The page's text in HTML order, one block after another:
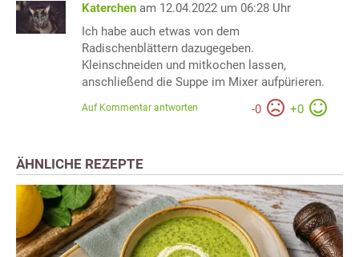
Katerchen am 12.04.2022 um 06:28 Uhr
Ich habe auch etwas von dem
Radischenblättern dazugegeben.
Kleinschneiden und mitkochen lassen,
anschließend die Suppe im Mixer aufpürieren.
-0 +0
Auf Kommentar antworten
ÄHNLICHE REZEPTE